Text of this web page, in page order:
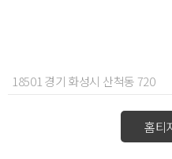
18501 경기 화성시 산척동 720
홈티